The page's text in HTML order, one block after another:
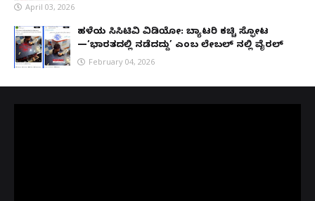
April 03, 2026
ಹಳೆಯ ಸಿಸಿಟಿವಿ ವಿಡಿಯೋ: ಬ್ಯಾಟರಿ ಕಚ್ಚಿ ಸ್ಫೋಟ
—‘ಭಾರತದಲ್ಲಿ ನಡೆದದ್ದು’ ಎಂಬ ಲೇಬಲ್ ನಲ್ಲಿ ವೈರಲ್
February 04, 2026